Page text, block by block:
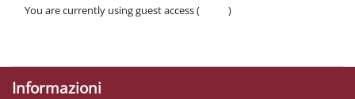
You are currently using guest access (
)
Informazioni